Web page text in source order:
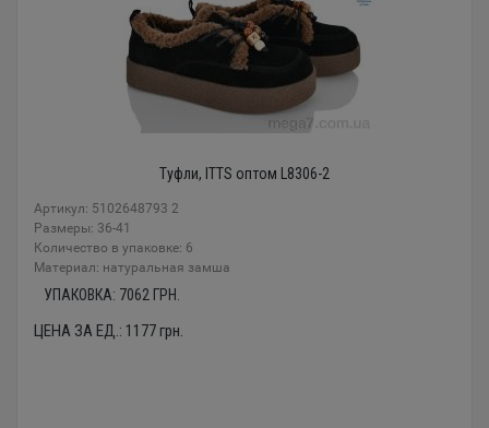
Туфли, ITTS оптом L8306-2
Артикул: 5102648793 2
Размеры: 36-41
Количество в упаковке: 6
Материал: натуральная замша
УПАКОВКА: 7062 ГРН.
ЦЕНА ЗА ЕД.: 1177грн.